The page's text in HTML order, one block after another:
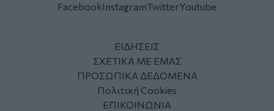
FacebookInstagramTwitterYoutube
ΕΙΔΗΣΕΙΣ
ΣΧΕΤΙΚΑ ΜΕ ΕΜΑΣ
ΠΡΟΣΩΠΙΚΑ ΔΕΔΟΜΕΝΑ
Πολιτική Cookies
ΕΠΙΚΟΙΝΩΝΙΑ